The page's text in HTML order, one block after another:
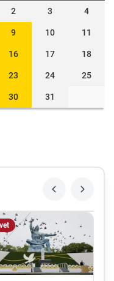
2 3 4
9 10 11
16 17 18
23 24 25
30 31